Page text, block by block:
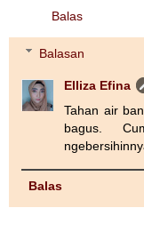
Balas
Balasan
Elliza Efina
Tahan air
bagus.
Balas